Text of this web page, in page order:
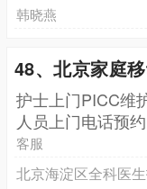
韩晓燕
48、北京家庭
护士上门PICC维
人员上门电话预约
客服